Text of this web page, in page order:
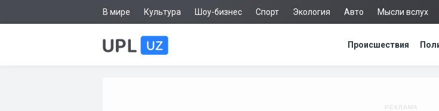
В мире Культура Шоу-бизнес Спорт Экология Авто Мысли вслух
Происшествия